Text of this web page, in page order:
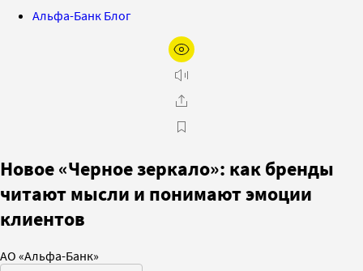
Альфа-Банк Блог
Новое «Черное зеркало»: как бренды
читают мысли и понимают эмоции
клиентов
АО «Альфа-Банк»